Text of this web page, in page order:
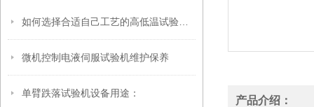
微机控制电液伺服试验机维护保养
单臂跌落试验机设备用途：
产品介绍：